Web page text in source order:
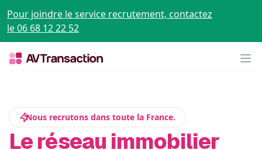
Pour joindre le service recrutement, contactez
le 06 68 12 22 52
Nous recrutons dans toute la France.
Le réseau immobilier